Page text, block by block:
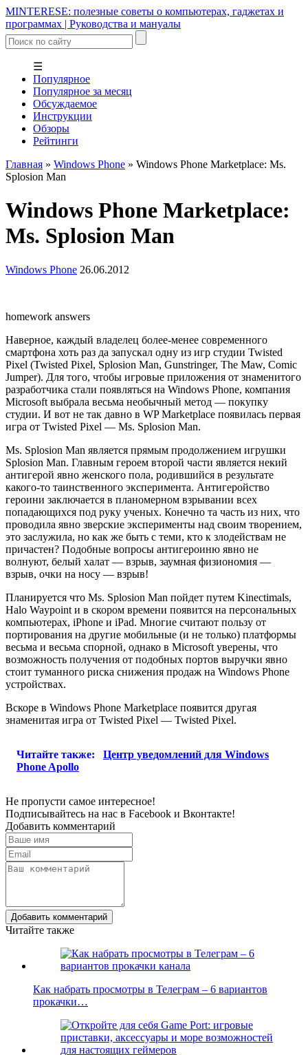
MINTERESE: полезные советы о компьютерах, гаджетах и
программах | Руководства и мануалы
☰
Популярное
Популярное за месяц
Обсуждаемое
Инструкции
Обзоры
Рейтинги
Главная » Windows Phone » Windows Phone Marketplace: Ms.
Splosion Man
Windows Phone Marketplace:
Ms. Splosion Man
Windows Phone 26.06.2012
homework answers
Наверное, каждый владелец более-менее современного
смартфона хоть раз да запускал одну из игр студии Twisted
Pixel (Twisted Pixel, Splosion Man, Gunstringer, The Maw, Comic
Jumper). Для того, чтобы игровые приложения от знаменитого
разработчика стали появляться на Windows Phone, компания
Microsoft выбрала весьма необычный метод — покупку
студии. И вот не так давно в WP Marketplace появилась первая
игра от Twisted Pixel — Ms. Splosion Man.
Ms. Splosion Man является прямым продолжением игрушки
Splosion Man. Главным героем второй части является некий
антигерой явно женского пола, родившийся в результате
какого-то таинственного эксперимента. Антигеройство
героини заключается в планомерном взрывании всех
попадающихся под руку ученых. Конечно та часть из них, что
проводила явно зверские эксперименты над своим творением,
это заслужила, но как же быть с теми, кто к злодействам не
причастен? Подобные вопросы антигероиню явно не
волнуют, белый халат — взрыв, заумная физиономия —
взрыв, очки на носу — взрыв!
Планируется что Ms. Splosion Man пойдет путем Kinectimals,
Halo Waypoint и в скором времени появится на персональных
компьютерах, iPhone и iPad. Многие считают пользу от
портирования на другие мобильные (и не только) платформы
весьма и весьма спорной, однако в Microsoft уверены, что
возможность получения от подобных портов выручки явно
стоит туманного риска снижения продаж на Windows Phone
устройствах.
Вскоре в Windows Phone Marketplace появится другая
знаменитая игра от Twisted Pixel — Twisted Pixel.
Читайте также:
Центр уведомлений для Windows
Phone Apollo
Не пропусти самое интересное!
Подписывайтесь на нас в Facebook и Вконтакте!
Добавить комментарий
Добавить комментарий
Читайте также
Как набрать просмотры в Телеграм – 6 вариантов
прокачки…